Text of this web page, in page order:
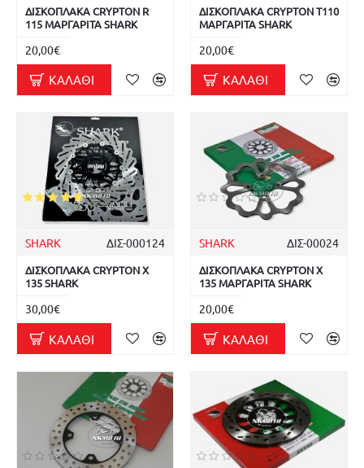
ΔΙΣΚΟΠΛΑΚΑ CRYPTON R
115 ΜΑΡΓΑΡΙΤΑ SHARK
20,00€
ΚΑΛΆΘΙ
ΔΙΣΚΟΠΛΑΚΑ CRYPTON T110
ΜΑΡΓΑΡΙΤΑ SHARK
20,00€
ΚΑΛΆΘΙ
SHARK ΔΙΣ-000124
ΔΙΣΚΟΠΛΑΚΑ CRYPTON X
135 SHARK
30,00€
ΚΑΛΆΘΙ
SHARK ΔΙΣ-00024
ΔΙΣΚΟΠΛΑΚΑ CRYPTON X
135 ΜΑΡΓΑΡΙΤΑ SHARK
20,00€
ΚΑΛΆΘΙ